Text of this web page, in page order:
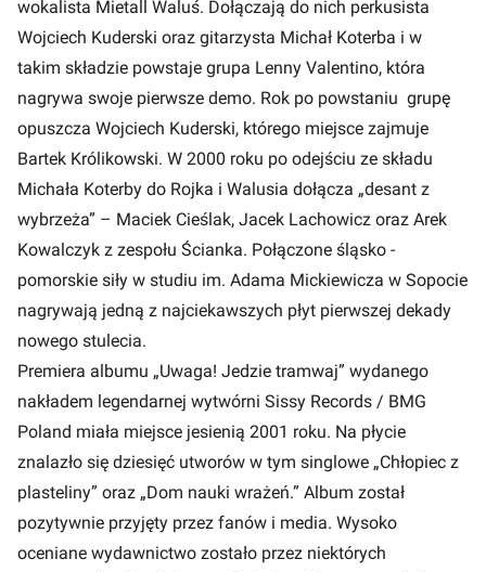
wokalista Mietall Waluś. Dołączają do nich perkusista
Wojciech Kuderski oraz gitarzysta Michał Koterba i w
takim składzie powstaje grupa Lenny Valentino, która
nagrywa swoje pierwsze demo. Rok po powstaniu grupę
opuszcza Wojciech Kuderski, którego miejsce zajmuje
Bartek Królikowski. W 2000 roku po odejściu ze składu
Michała Koterby do Rojka i Walusia dołącza „desant z
wybrzeża” – Maciek Cieślak, Jacek Lachowicz oraz Arek
Kowalczyk z zespołu Ścianka. Połączone śląsko -
pomorskie siły w studiu im. Adama Mickiewicza w Sopocie
nagrywają jedną z najciekawszych płyt pierwszej dekady
nowego stulecia.
Premiera albumu „Uwaga! Jedzie tramwaj” wydanego
nakładem legendarnej wytwórni Sissy Records / BMG
Poland miała miejsce jesienią 2001 roku. Na płycie
znalazło się dziesięć utworów w tym singlowe „Chłopiec z
plasteliny” oraz „Dom nauki wrażeń.” Album został
pozytywnie przyjęty przez fanów i media. Wysoko
oceniane wydawnictwo zostało przez niektórych